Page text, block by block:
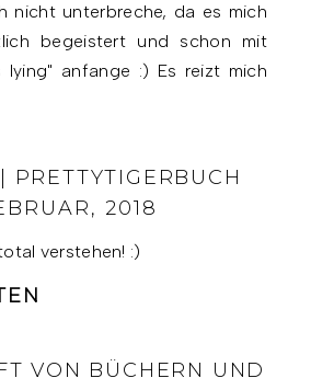
nicht unterbreche, da es mich
begeistert und schon mit
anfange :) Es reizt mich
PRETTYTIGERBUCH
2018
verstehen! :)
VON BÜCHERN UND